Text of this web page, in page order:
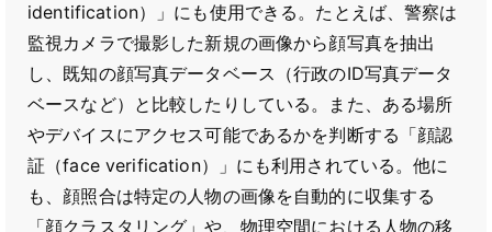
identification）」にも使用できる。たとえば、警察は
監視カメラで撮影した新規の画像から顔写真を抽出
し、既知の顔写真データベース（行政のID写真データ
ベースなど）と比較したりしている。また、ある場所
やデバイスにアクセス可能であるかを判断する「顔認
証（face verification）」にも利用されている。他に
も、顔照合は特定の人物の画像を自動的に収集する
「顔クラスタリング」や、物理空間における人物の移